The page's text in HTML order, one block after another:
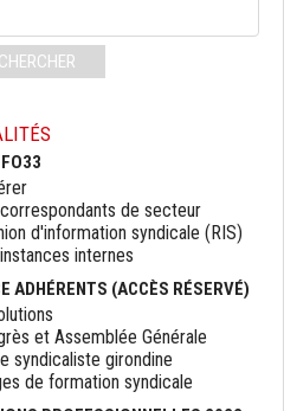
de secteur
d'information syndicale (RIS)
internes
ADHÉRENTS (ACCÈS RÉSERVÉ)
et Assemblée Générale
syndicaliste girondine
de formation syndicale